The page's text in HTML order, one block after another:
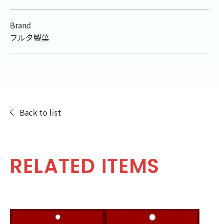
Back to list
Brand
フルタ製菓
RELATED ITEMS